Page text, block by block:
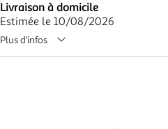
Livraison à domicile
Estimée le 10/08/2026
Plus d'infos